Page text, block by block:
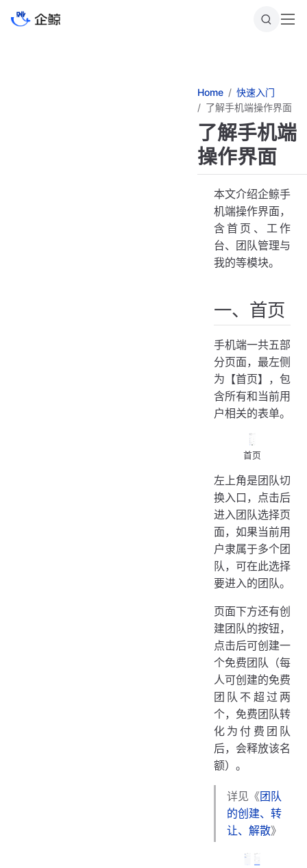
跳
Home
快速入门
了解手机端操作界面
了解手机端
操作界面
本文介绍企鲸手
机端操作界面，
含首页、工作
台、团队管理与
我的等模块。
一、首页
手机端一共五部
分页面，最左侧
为【首页】，包
含所有和当前用
户相关的表单。
首页
左上角是团队切
换入口，点击后
进入团队选择页
面，如果当前用
户隶属于多个团
队，可在此选择
要进入的团队。
页面下方还有创
建团队的按钮，
点击后可创建一
个免费团队（每
人可创建的免费
团队不超过两
个，免费团队转
化为付费团队
后，会释放该名
额）。
详见《团队
的创建、转
让、解散》